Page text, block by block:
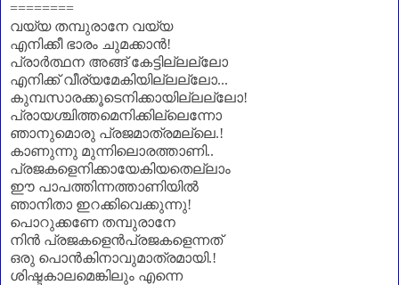
========
വയ്യ തമ്പുരാനേ വയ്യ
എനിക്കീ ഭാരം ചുമക്കാൻ!
പ്രാർത്ഥന അങ്ങ് കേട്ടില്ലല്ലോ
എനിക്ക് വീര്യമേകിയില്ലല്ലോ...
കുമ്പസാരക്കൂടെനിക്കായില്ലല്ലോ!
പ്രായശ്ചിത്തമെനിക്കില്ലെന്നോ
ഞാനുമൊരു പ്രജമാത്രമല്ലെ.!
കാണുന്നു മുന്നിലൊരത്താണി..
പ്രജകളെനിക്കായേകിയതെല്ലാം
ഈ പാപത്തിന്നത്താണിയിൽ
ഞാനിതാ ഇറക്കിവെക്കുന്നു!
പൊറുക്കണേ തമ്പുരാനേ
നിൻ പ്രജകളെൻപ്രജകളെന്നത്
ഒരു പൊൻകിനാവുമാത്രമായി.!
ശിഷ്ടകാലമെങ്കിലും എന്നെ